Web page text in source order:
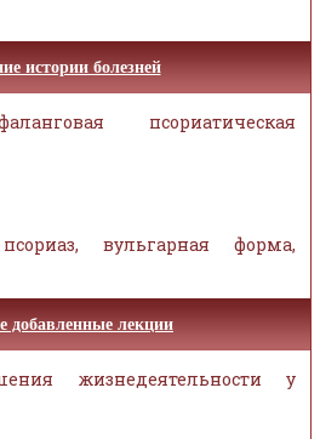
истории болезней
псориатическая
вульгарная форма,
добавленные лекции
жизнедеятельности у